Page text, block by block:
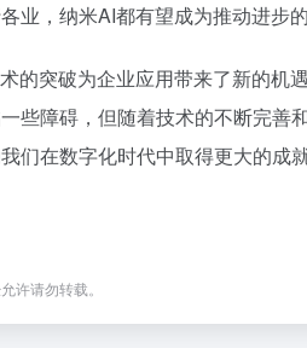
业，纳米AI都有望成为推动进步的
的突破为企业应用带来了新的机
些障碍，但随着技术的不断完
们在数字化时代中取得更大的成就
许请勿转载。